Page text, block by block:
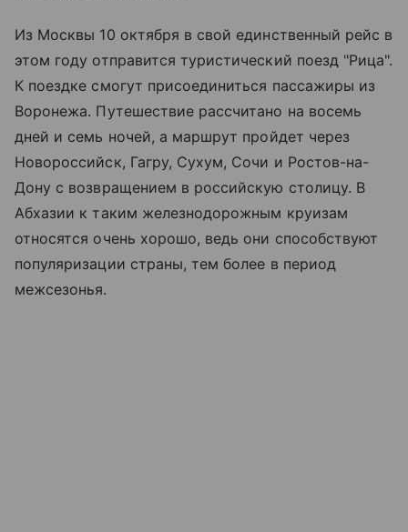
Из Москвы 10 октября в свой единственный рейс в
этом году отправится туристический поезд "Рица".
К поездке смогут присоединиться пассажиры из
Воронежа. Путешествие рассчитано на восемь
дней и семь ночей, а маршрут пройдет через
Новороссийск, Гагру, Сухум, Сочи и Ростов-на-
Дону с возвращением в российскую столицу. В
Абхазии к таким железнодорожным круизам
относятся очень хорошо, ведь они способствуют
популяризации страны, тем более в период
межсезонья.